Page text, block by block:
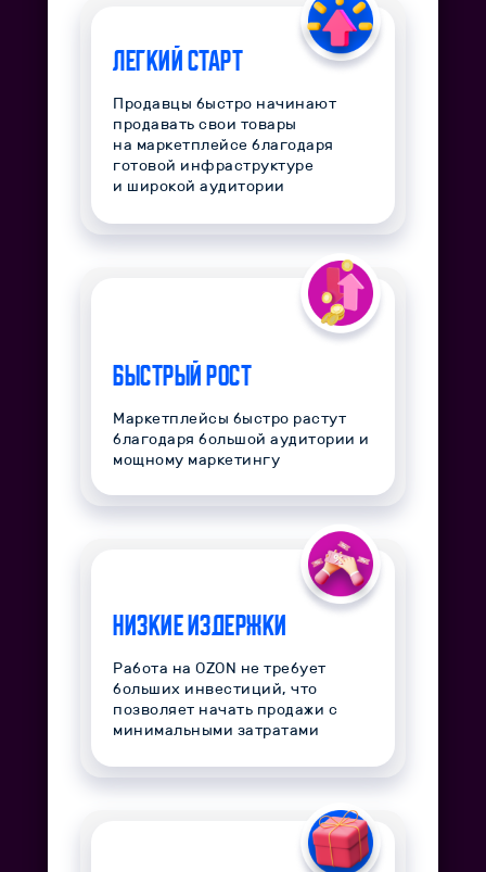
Легкий старт
Продавцы быстро начинают
продавать свои товары
на маркетплейсе благодаря
готовой инфраструктуре
и широкой аудитории
Быстрый рост
Маркетплейсы быстро растут
благодаря большой аудитории и
мощному маркетингу
Низкие издержки
Работа на OZON не требует
больших инвестиций, что
позволяет начать продажи с
минимальными затратами